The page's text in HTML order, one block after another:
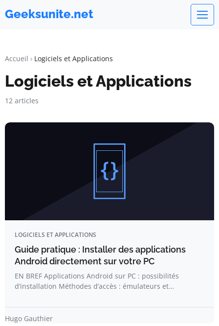
Geeksunite.net
Accueil Logiciels et Applications
Logiciels et Applications
12 articles
LOGICIELS ET APPLICATIONS
Guide pratique : Installer des applications
Android directement sur votre PC
EN BREF Applications Android sur PC : possibilités
d’installation Méthodes d’accès : émulateurs et…
Hugo Gauthier